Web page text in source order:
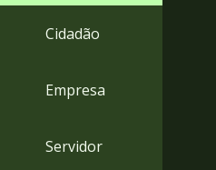
rodapé
Cidadão
Empresa
Servidor